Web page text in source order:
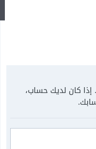
كان لديك حساب،